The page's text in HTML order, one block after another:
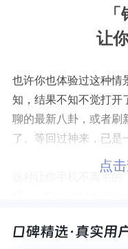
让
也许你也体验过这种情
知，结果不知不觉打开
聊的最新八卦，或者刷
了。等回过神来，已是
这种让你手机不离手的
己会错过他人正在经历
点